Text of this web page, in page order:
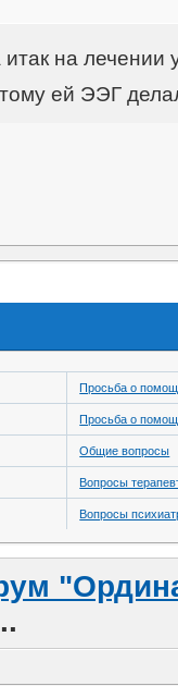
итак на лечении
ей ЭЭГ
Просьба о
Просьба о
Общие вопросы
Вопросы
Вопросы